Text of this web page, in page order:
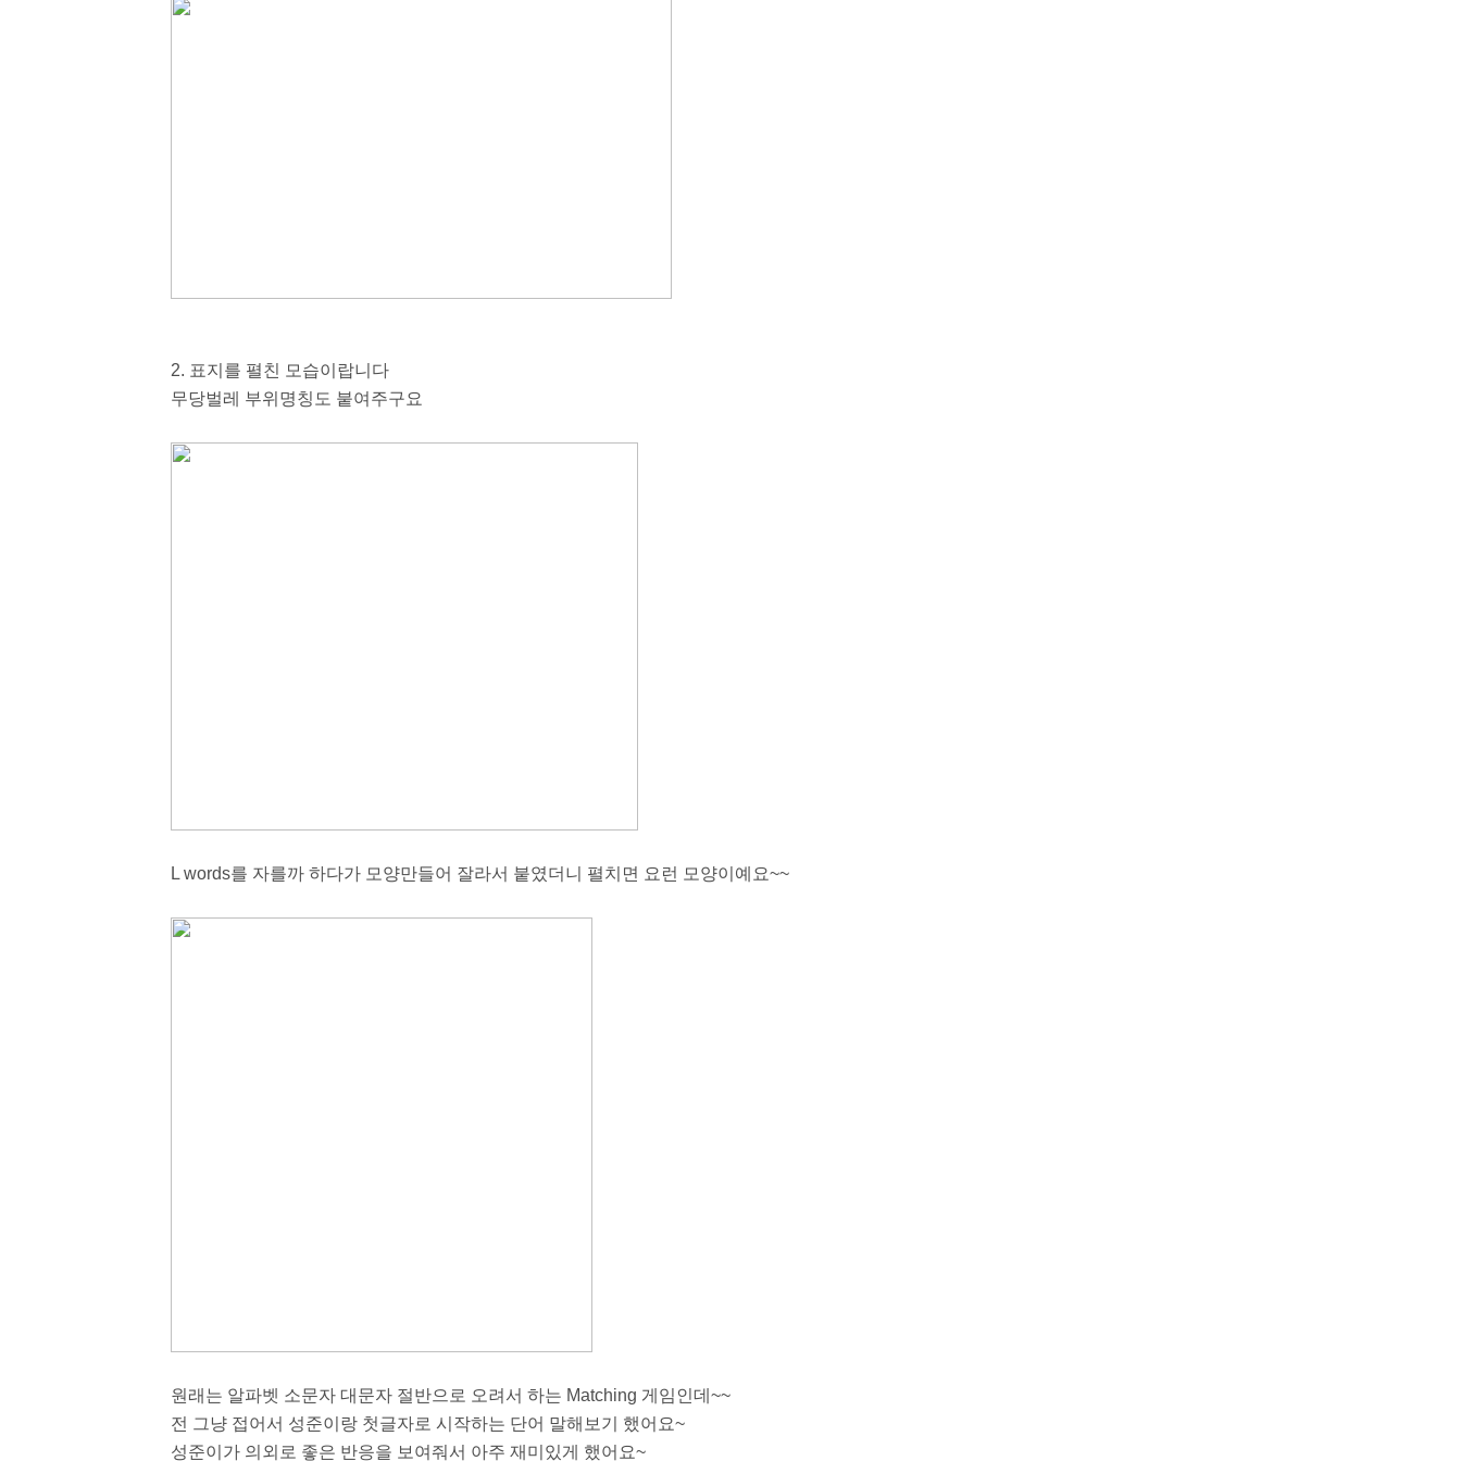
2. 표지를 펼친 모습이랍니다
무당벌레 부위명칭도 붙여주구요
L words를 자를까 하다가 모양만들어 잘라서 붙였더니 펼치면 요런 모양이예요~~
원래는 알파벳 소문자 대문자 절반으로 오려서 하는 Matching 게임인데~~
전 그냥 접어서 성준이랑 첫글자로 시작하는 단어 말해보기 했어요~
성준이가 의외로 좋은 반응을 보여줘서 아주 재미있게 했어요~